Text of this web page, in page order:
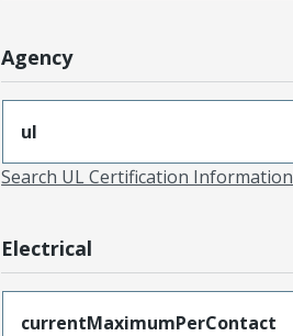
Agency
ul
Search UL Certification Information
Electrical
currentMaximumPerContact